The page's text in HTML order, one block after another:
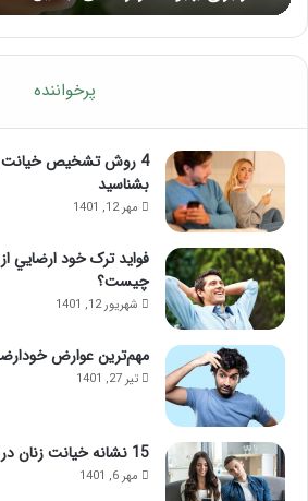
پرخواننده
4 روش تشخیص خیانت
بشناسید
مهر 12, 1401
فواید ترک خود ارضايي
چیست؟
شهریور 12, 1401
مهم‌ترین عوارض
تیر 27, 1401
15 نشانه خیانت زنان در روابط عاشقانه و زناشویی
مهر 6, 1401